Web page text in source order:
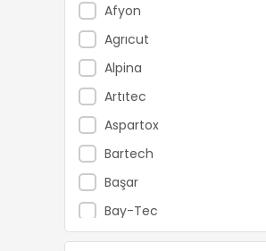
Afyon
Agrıcut
Alpina
Artıtec
Aspartox
Bartech
Başar
Bay-Tec
Beıyuan